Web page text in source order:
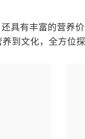
具有丰富的营养
到文化，全方位探